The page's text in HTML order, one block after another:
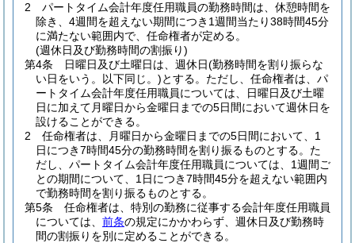
2
パートタイム会計年度任用職員の勤務時間は、休憩時間を
除き、4週間を超えない期間につき1週間当たり38時間45分
に満たない範囲内で、任命権者が定める。
(週休日及び勤務時間の割振り)
第4条
日曜日及び土曜日は、週休日(勤務時間を割り振らな
い日をいう。以下同じ。)とする。 ただし、任命権者は、パ
ートタイム会計年度任用職員については、日曜日及び土曜
日に加えて月曜日から金曜日までの5日間において週休日を
設けることができる。
2
任命権者は、月曜日から金曜日までの5日間において、1
日につき7時間45分の勤務時間を割り振るものとする。 た
だし、パートタイム会計年度任用職員については、1週間ご
との期間について、1日につき7時間45分を超えない範囲内
で勤務時間を割り振るものとする。
第5条
任命権者は、特別の勤務に従事する会計年度任用職員
については、 前条の規定にかかわらず、週休日及び勤務時
間の割振りを別に定めることができる。